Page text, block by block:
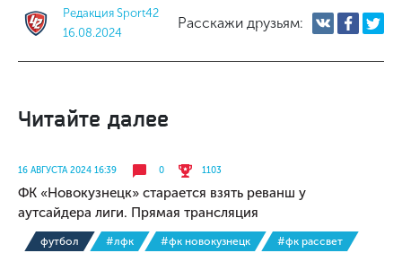
Редакция Sport42
16.08.2024
Расскажи друзьям:
Читайте далее
16 АВГУСТА 2024 16:39 0 1103
ФК «Новокузнецк» старается взять реванш у
аутсайдера лиги. Прямая трансляция
футбол #лфк #фк новокузнецк
#фк рассвет